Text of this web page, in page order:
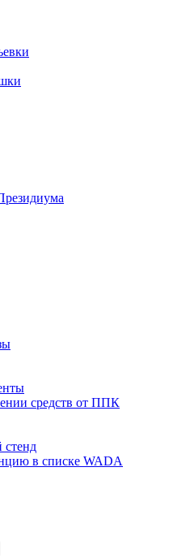
средств от ППК
в списке WADA